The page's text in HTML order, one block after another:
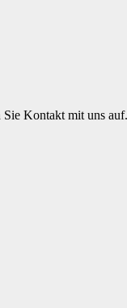
Kontakt mit uns